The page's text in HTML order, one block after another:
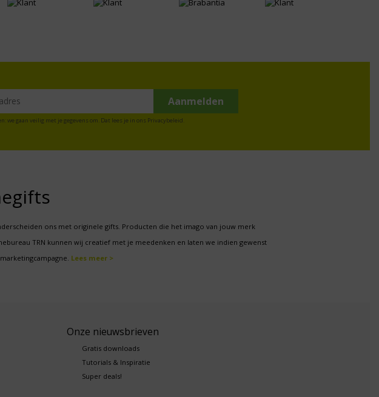
we gaan veilig met je gegevens om. Dat lees je in ons Privacybeleid
ons met originele gifts. Producten die het imago van jouw merk
TRN kunnen wij creatief met je meedenken en laten we indien gewenst
Lees meer >
Onze nieuwsbrieven
Gratis downloads
Tutorials & Inspiratie
Super deals!